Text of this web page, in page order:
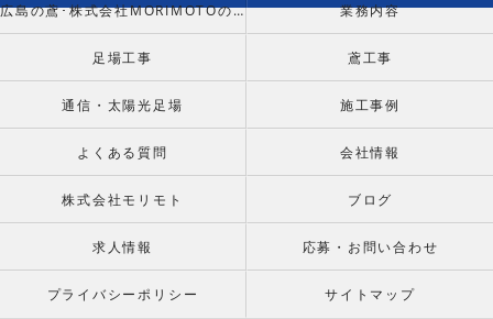
広島の鳶･株式会社MORIMOTOのお客様の声 業務内容
足場工事 鳶工事
通信・太陽光足場 施工事例
よくある質問 会社情報
株式会社モリモト ブログ
求人情報 応募・お問い合わせ
プライバシーポリシー サイトマップ